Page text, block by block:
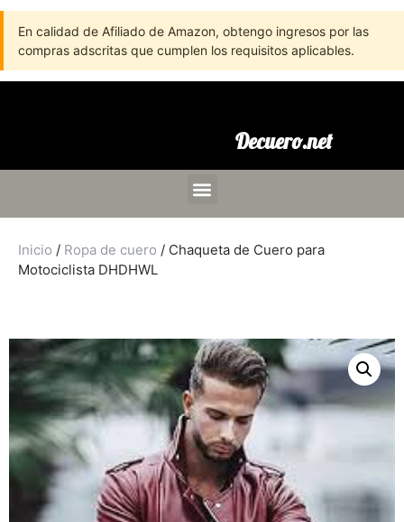
En calidad de Afiliado de Amazon, obtengo ingresos por las
compras adscritas que cumplen los requisitos aplicables.
Decuero.net
Inicio / Ropa de cuero / Chaqueta de Cuero para
Motociclista DHDHWL